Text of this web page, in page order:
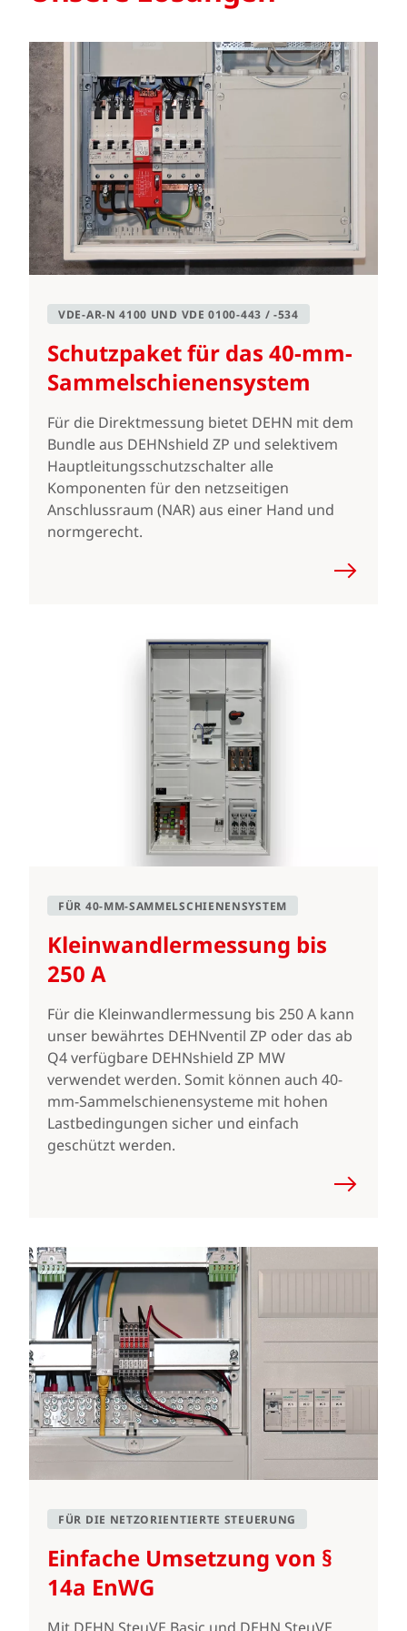
VDE-AR-N 4100 UND VDE 0100-443 / -534
Schutzpaket für das 40-mm-
Sammelschienen­system
Für die Direktmessung bietet DEHN mit dem
Bundle aus DEHNshield ZP und selektivem
Hauptleitungsschutzschalter alle
Komponenten für den netzseitigen
Anschlussraum (NAR) aus einer Hand und
normgerecht.
FÜR 40-MM-SAMMELSCHIENENSYSTEM
Kleinwandlermessung bis
250 A
Für die Kleinwandlermessung bis 250 A kann
unser bewährtes DEHNventil ZP oder das ab
Q4 verfügbare DEHNshield ZP MW
verwendet werden. Somit können auch 40-
mm-Sammelschienensysteme mit hohen
Lastbedingungen sicher und einfach
geschützt werden.
FÜR DIE NETZORIENTIERTE STEUERUNG
Einfache Umsetzung von §
14a EnWG